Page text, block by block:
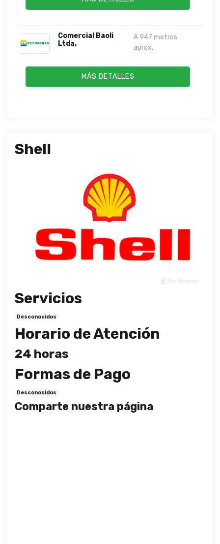
Comercial Baoli
Ltda.
A 947 metros
aprox.
MÁS DETALLES
Shell
Servicios
Desconocidos
Horario de Atención
24 horas
Formas de Pago
Desconocidos
Comparte nuestra página